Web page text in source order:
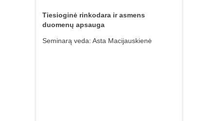
Tiesioginė rinkodara ir asmens
duomenų apsauga
Seminarą veda: Asta Macijauskienė